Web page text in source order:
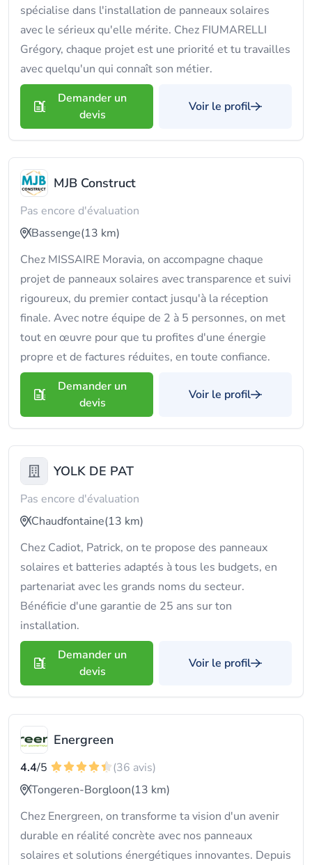
spécialise dans l'installation de panneaux solaires
avec le sérieux qu'elle mérite. Chez FIUMARELLI
Grégory, chaque projet est une priorité et tu travailles
avec quelqu'un qui connaît son métier.
Demander un
devis
Voir le profil
MJB Construct
Pas encore d'évaluation
Bassenge(13 km)
Chez MISSAIRE Moravia, on accompagne chaque
projet de panneaux solaires avec transparence et suivi
rigoureux, du premier contact jusqu'à la réception
finale. Avec notre équipe de 2 à 5 personnes, on met
tout en œuvre pour que tu profites d'une énergie
propre et de factures réduites, en toute confiance.
Demander un
devis
Voir le profil
YOLK DE PAT
Pas encore d'évaluation
Chaudfontaine(13 km)
Chez Cadiot, Patrick, on te propose des panneaux
solaires et batteries adaptés à tous les budgets, en
partenariat avec les grands noms du secteur.
Bénéficie d'une garantie de 25 ans sur ton
installation.
Demander un
devis
Voir le profil
Energreen
4.4/5
(36 avis)
Tongeren-Borgloon(13 km)
Chez Energreen, on transforme ta vision d'un avenir
durable en réalité concrète avec nos panneaux
solaires et solutions énergétiques innovantes. Depuis